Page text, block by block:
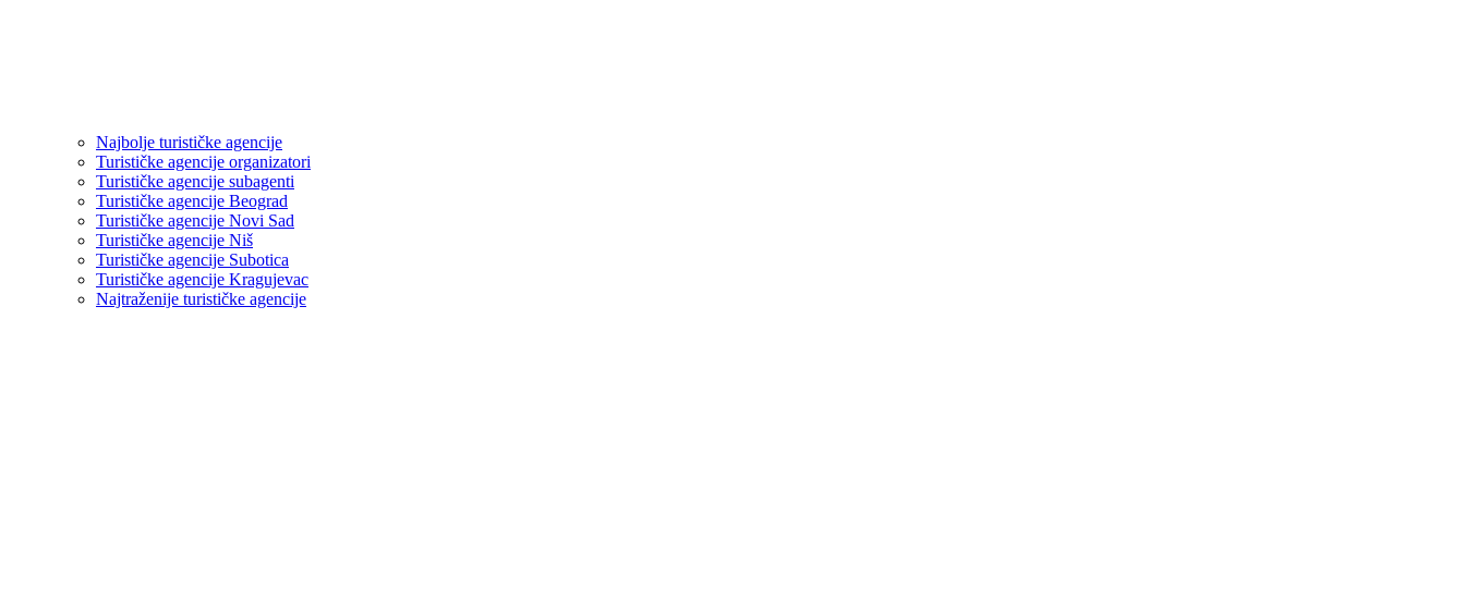
Najbolje turističke agencije
Turističke agencije organizatori
Turističke agencije subagenti
Turističke agencije Beograd
Turističke agencije Novi Sad
Turističke agencije Niš
Turističke agencije Subotica
Turističke agencije Kragujevac
Najtraženije turističke agencije